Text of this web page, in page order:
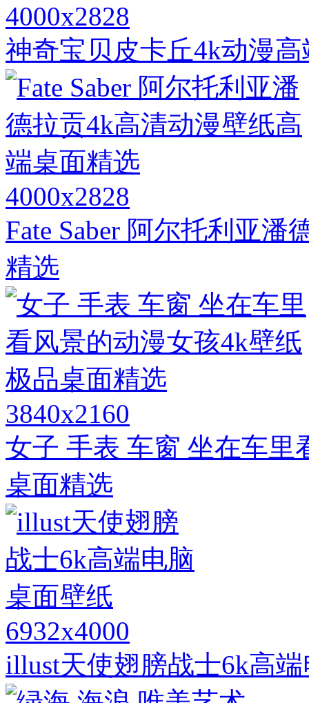
4000x2828
神奇宝贝皮卡丘4k动漫
4000x2828
Fate Saber 阿尔托利亚
精选
3840x2160
女子 手表 车窗 坐在车里
桌面精选
6932x4000
illust天使翅膀战士6k高